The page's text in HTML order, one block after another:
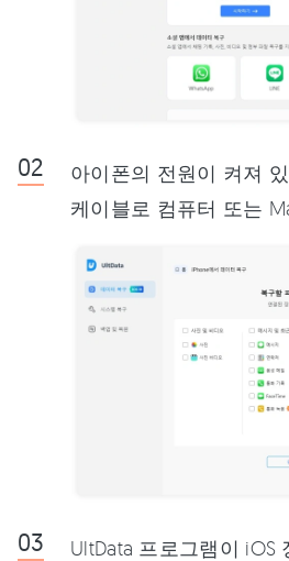
아이폰의 전원이 켜져
케이블로 컴퓨터 또는
UltData 프로그램이 iOS